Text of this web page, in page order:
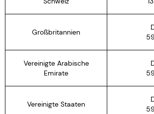
Großbritannien
Vereinigte Arabische
Emirate
Vereinigte Staaten